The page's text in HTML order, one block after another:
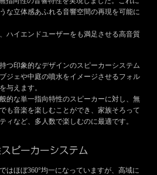
な立体感あふれる音響空間の再現を可能に
ハイエンドユーザーをも満足させる高音質
つ印象的なデザインのスピーカーシステム
ジェや中庭の噴水をイメージさせるフォル
与えます。
的な単一指向特性のスピーカーに対し、無
も音楽を楽しむことができ、家族そろって
ィなど、多人数で楽しむのに最適です。
はほぼ360°均一になっていますが、高域に